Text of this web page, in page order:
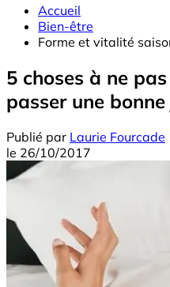
Accueil
Bien-être
Forme et vitalité
5 choses à ne
passer une
Publié par Laurie Fourcade
le 26/10/2017